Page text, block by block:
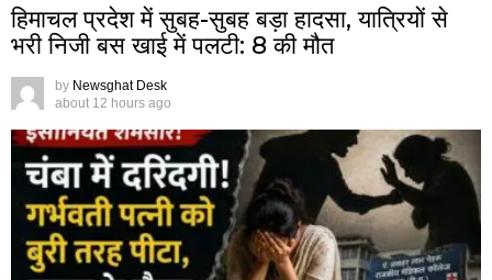
हिमाचल प्रदेश में सुबह-सुबह बड़ा हादसा, यात्रियों से
भरी निजी बस खाई में पलटी: 8 की मौत
by Newsghat Desk
about 12 hours ago